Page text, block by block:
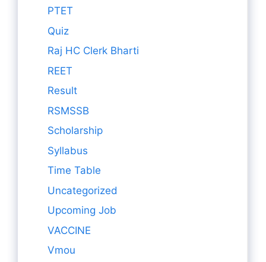
PTET
Quiz
Raj HC Clerk Bharti
REET
Result
RSMSSB
Scholarship
Syllabus
Time Table
Uncategorized
Upcoming Job
VACCINE
Vmou